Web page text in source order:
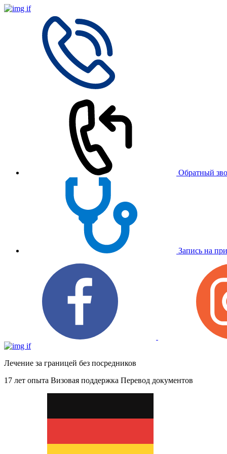
Обратный
Запись на
Лечение за границей без посредников
17 лет опыта Визовая поддержка Перевод документов